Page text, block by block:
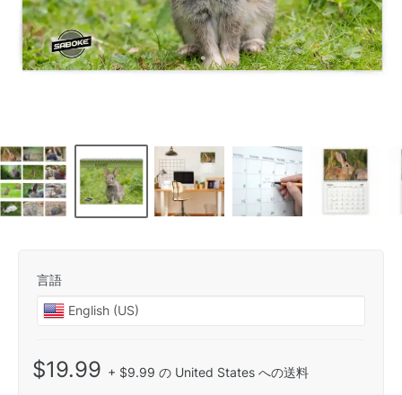
言語
$19.99 + $9.99 の United States への送料